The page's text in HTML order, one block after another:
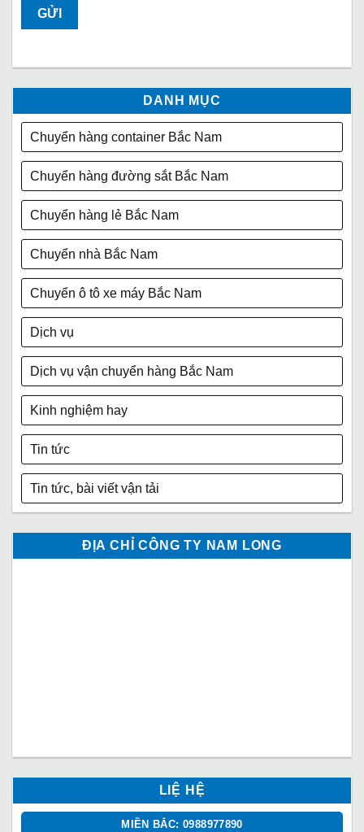
DANH MỤC
Chuyển hàng container Bắc Nam
Chuyển hàng đường sắt Bắc Nam
Chuyển hàng lẻ Bắc Nam
Chuyển nhà Bắc Nam
Chuyển ô tô xe máy Bắc Nam
Dịch vụ
Dịch vụ vận chuyển hàng Bắc Nam
Kinh nghiệm hay
Tin tức
Tin tức, bài viết vận tải
ĐỊA CHỈ CÔNG TY NAM LONG
LIỆ HỆ
MIỀN BẮC: 0988977890